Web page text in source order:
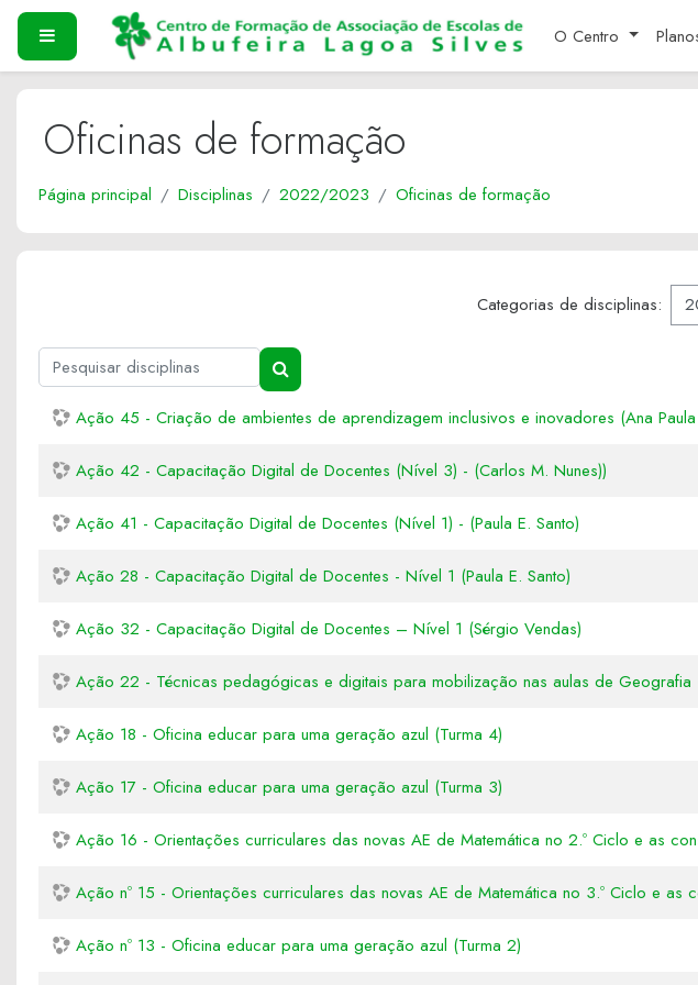
Ir para o conteúdo principal
PAINEL LATERAL
O Centro
Oficinas de formação
Página principal Disciplinas 2022/2023 Oficinas de formação
Categorias de disciplinas:
Pesquisar disciplinas
PESQUISAR DISCIPLINAS
Ação 45 - Criação de ambientes de aprendizagem inclusivos e inovadores (Ana
Ação 42 - Capacitação Digital de Docentes (Nível 3) - (Carlos M. Nunes))
Ação 41 - Capacitação Digital de Docentes (Nível 1) - (Paula E. Santo)
Ação 28 - Capacitação Digital de Docentes - Nível 1 (Paula E. Santo)
Ação 32 - Capacitação Digital de Docentes – Nível 1 (Sérgio Vendas)
Ação 22 - Técnicas pedagógicas e digitais para mobilização nas aulas de Geografia
Ação 18 - Oficina educar para uma geração azul (Turma 4)
Ação 17 - Oficina educar para uma geração azul (Turma 3)
Ação 16 - Orientações curriculares das novas AE de Matemática no 2.º Ciclo e as
Ação nº 15 - Orientações curriculares das novas AE de Matemática no 3.º Ciclo e as
Ação nº 13 - Oficina educar para uma geração azul (Turma 2)